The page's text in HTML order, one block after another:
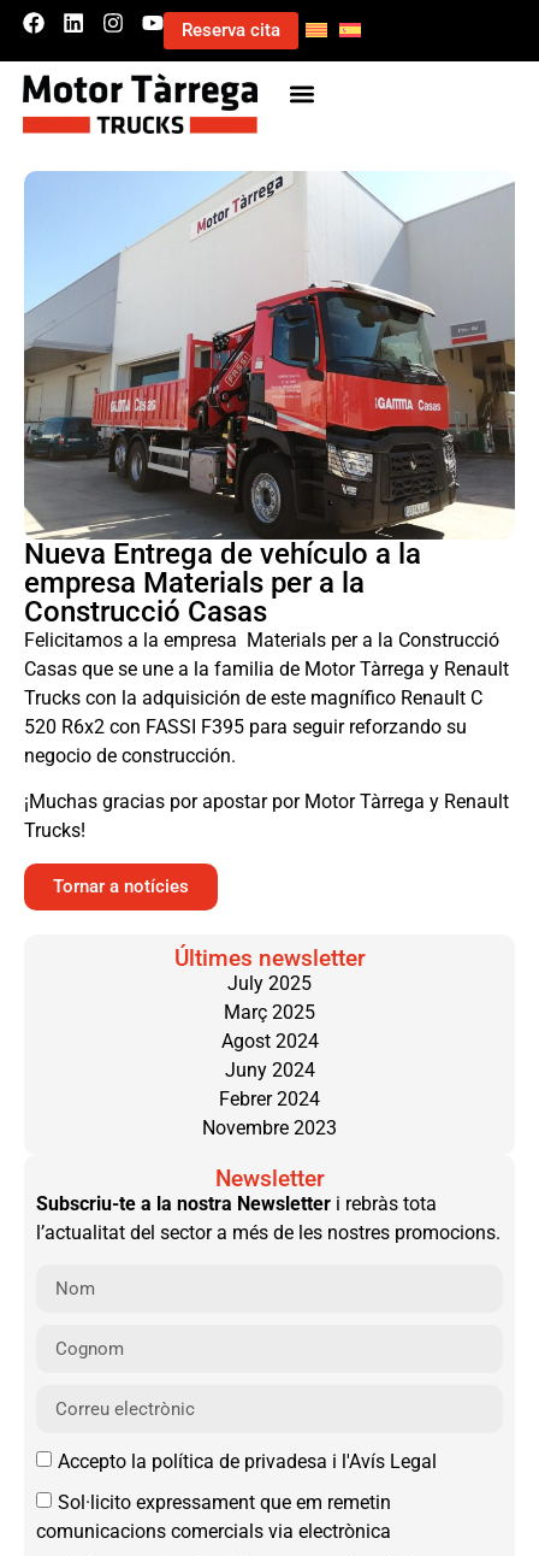
Reserva cita
Nueva Entrega de vehículo a la
empresa Materials per a la
Construcció Casas
Felicitamos a la empresa Materials per a la Construcció
Casas que se une a la familia de Motor Tàrrega y Renault
Trucks con la adquisición de este magnífico Renault C
520 R6x2 con FASSI F395 para seguir reforzando su
negocio de construcción.
¡Muchas gracias por apostar por Motor Tàrrega y Renault
Trucks!
Tornar a notícies
Últimes newsletter
July 2025
Març 2025
Agost 2024
Juny 2024
Febrer 2024
Novembre 2023
Newsletter
Subscriu-te a la nostra Newsletter i rebràs tota
l’actualitat del sector a més de les nostres promocions.
Accepto la política de privadesa i l'Avís Legal
Sol·licito expressament que em remetin
comunicacions comercials via electrònica